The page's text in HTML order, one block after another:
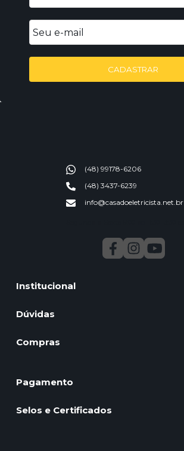
CADASTRAR
Institucional
Dúvidas
Compras
(48) 99178-6206
(48) 3437-6239
info@casadoeletricista.net.br
Pagamento
Selos e Certificados